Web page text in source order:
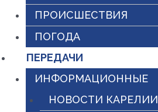
ПРОИСШЕСТВИЯ
ПОГОДА
ПЕРЕДАЧИ
ИНФОРМАЦИОННЫЕ
НОВОСТИ КАРЕЛИИ